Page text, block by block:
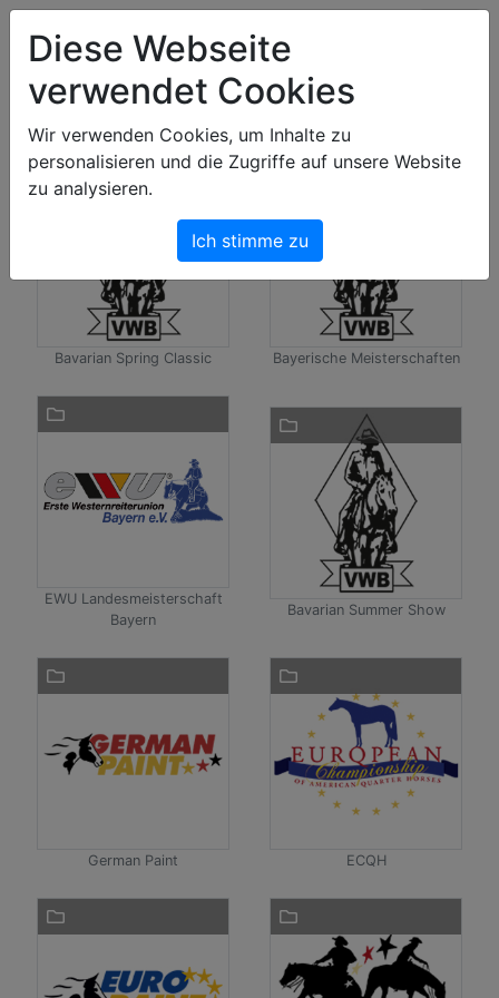
Art & Light Bildershop
2026
Bavarian Spring Classic Bayerische Meisterschaften
EWU Landesmeisterschaft
Bayern
Bavarian Summer Show
German Paint ECQH
Diese Webseite
verwendet Cookies
Wir verwenden Cookies, um Inhalte zu
personalisieren und die Zugriffe auf unsere Website
zu analysieren.
Ich stimme zu